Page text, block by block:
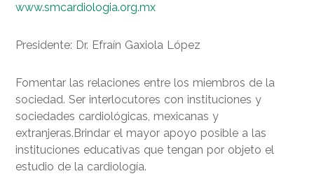
www.smcardiologia.org.mx
Presidente: Dr. Efraín Gaxiola López
Fomentar las relaciones entre los miembros de la
sociedad. Ser interlocutores con instituciones y
sociedades cardiológicas, mexicanas y
extranjeras.Brindar el mayor apoyo posible a las
instituciones educativas que tengan por objeto el
estudio de la cardiología.